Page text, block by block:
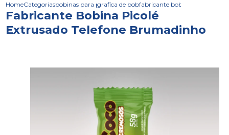
HomeCategoriasbobinas para picolesgrafica de bobinas de picoles
fabricante bobina picole
Fabricante Bobina Picolé
Extrusado Telefone Brumadinho